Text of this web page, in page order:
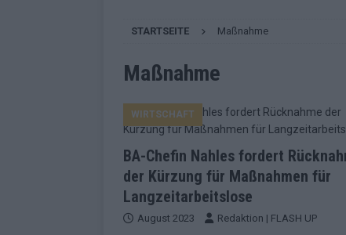
EUROVISION
[ Mai 2026 ] „Douze Points“ – wie
[ Mai 2026 ] Das ESC-Finale ist
[ Mai 2026 ] JJ hat den Abend
KOMMENTAR
STARTSEITE Maßnahme
Maßnahme
WIRTSCHAFT
BA-Chefin Nahles fordert
der Kürzung für Maßnahmen für
Langzeitarbeitslose
August 2023 Redaktion | FLASH UP